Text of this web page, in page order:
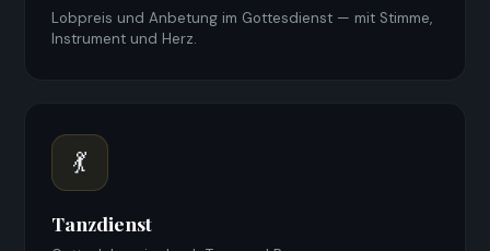
Lobpreis und Anbetung im Gottesdienst — mit Stimme,
Instrument und Herz.
💃
Tanzdienst